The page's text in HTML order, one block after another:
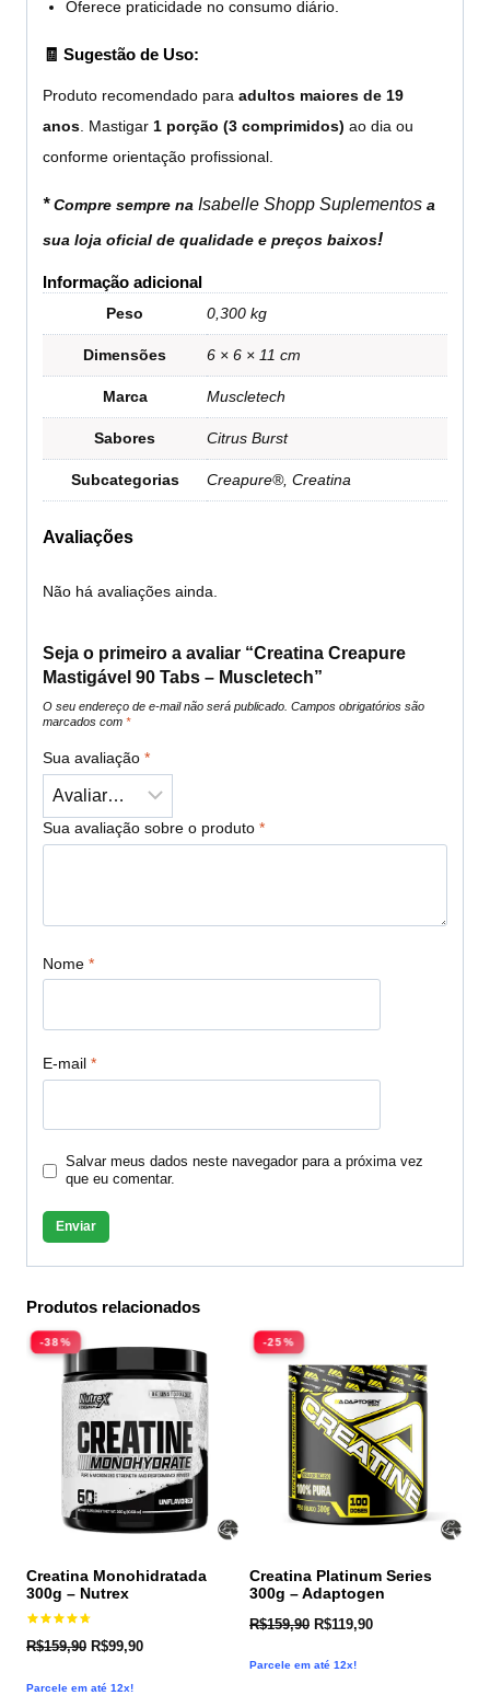
Oferece praticidade no consumo diário.
🧾 Sugestão de Uso:
Produto recomendado para adultos maiores de 19
anos . Mastigar 1 porção (3 comprimidos) ao dia ou
conforme orientação profissional.
*Compre sempre na Isabelle Shopp Suplementos a
sua loja oficial de qualidade e preços baixos!
Informação adicional
Peso 0,300 kg
Dimensões 6 × 6 × 11 cm
Marca Muscletech
Sabores Citrus Burst
Subcategorias Creapure®, Creatina
Avaliações
Não há avaliações ainda.
Seja o primeiro a avaliar “Creatina Creapure
Mastigável 90 Tabs – Muscletech”
O seu endereço de e-mail não será publicado. Campos obrigatórios são
marcados com *
Sua avaliação *
Sua avaliação sobre o produto *
Nome *
E-mail *
Salvar meus dados neste navegador para a próxima vez
que eu comentar.
Produtos relacionados
-38%
Creatina Monohidratada
300g – Nutrex
Avaliação
4.70
R$159,90 R$99,90
Parcele em até 12x!
-25%
Creatina Platinum Series
300g – Adaptogen
R$159,90 R$119,90
Parcele em até 12x!